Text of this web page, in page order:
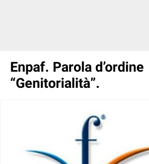
Enpaf. Parola d’ordine
“Genitorialità”.